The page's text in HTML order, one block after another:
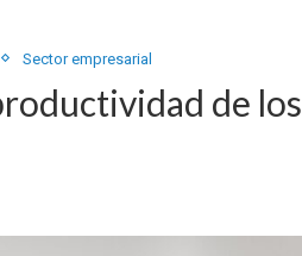
Sector empresarial
de los